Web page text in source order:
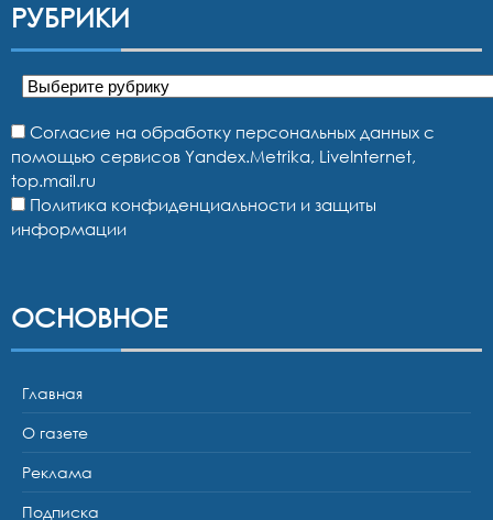
РУБРИКИ
Рубрики
Согласие на обработку персональных данных с
помощью сервисов Yandex.Metrika, LiveInternet,
top.mail.ru
Политика конфиденциальности и защиты
информации
ОСНОВНОЕ
Главная
О газете
Реклама
Подписка